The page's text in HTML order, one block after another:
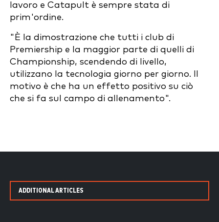
lavoro e Catapult è sempre stata di
prim'ordine.
"È la dimostrazione che tutti i club di
Premiership e la maggior parte di quelli di
Championship, scendendo di livello,
utilizzano la tecnologia giorno per giorno. Il
motivo è che ha un effetto positivo su ciò
che si fa sul campo di allenamento".
ADDITIONAL ARTICLES